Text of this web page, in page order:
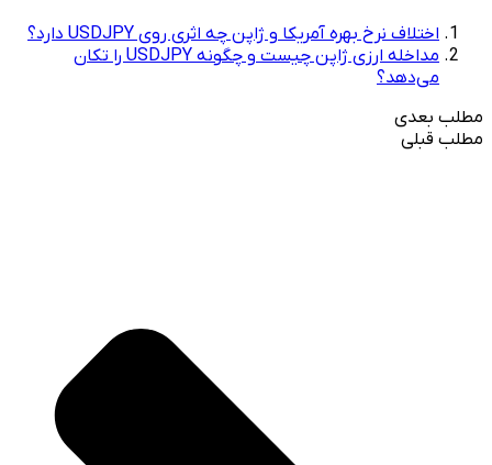
اختلاف نرخ بهره آمریکا و ژاپن چه اثری روی USDJPY دارد؟
مداخله ارزی ژاپن چیست و چگونه USDJPY را تکان
می‌دهد؟
مطلب بعدی
مطلب قبلی